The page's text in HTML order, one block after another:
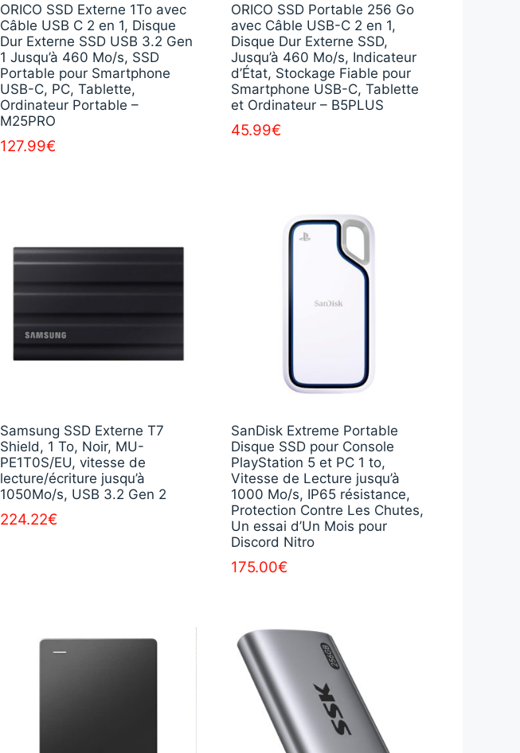
ORICO SSD Externe 1To avec
Câble USB C 2 en 1, Disque
Dur Externe SSD USB 3.2 Gen
1 Jusqu’à 460 Mo/s, SSD
Portable pour Smartphone
USB-C, PC, Tablette,
Ordinateur Portable –
M25PRO
127.99€
ORICO SSD Portable 256 Go
avec Câble USB-C 2 en 1,
Disque Dur Externe SSD,
Jusqu’à 460 Mo/s, Indicateur
d’État, Stockage Fiable pour
Smartphone USB-C, Tablette
et Ordinateur – B5PLUS
45.99€
Samsung SSD Externe T7
Shield, 1 To, Noir, MU-
PE1T0S/EU, vitesse de
lecture/écriture jusqu’à
1050Mo/s, USB 3.2 Gen 2
224.22€
SanDisk Extreme Portable
Disque SSD pour Console
PlayStation 5 et PC 1 to,
Vitesse de Lecture jusqu’à
1000 Mo/s, IP65 résistance,
Protection Contre Les Chutes,
Un essai d’Un Mois pour
Discord Nitro
175.00€